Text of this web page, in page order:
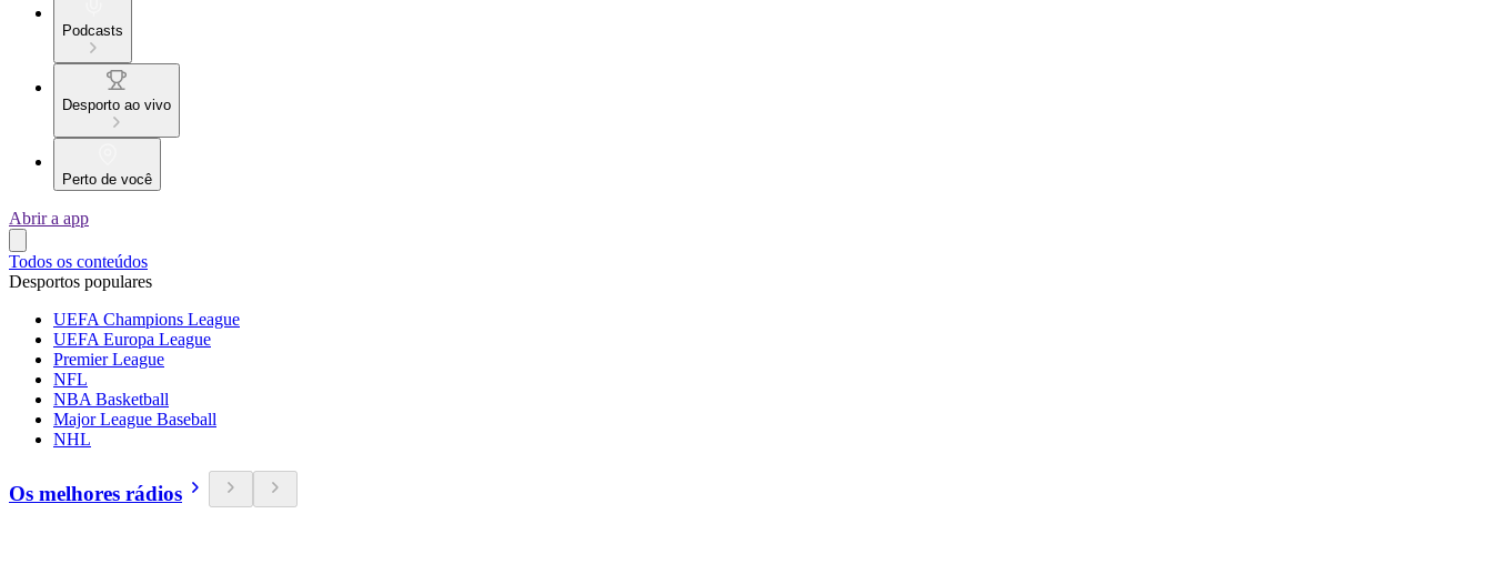
Podcasts
Desporto ao vivo
Perto de você
Abrir a app
Todos os conteúdos
Desportos populares
UEFA Champions League
UEFA Europa League
Premier League
NFL
NBA Basketball
Major League Baseball
NHL
Os melhores rádios